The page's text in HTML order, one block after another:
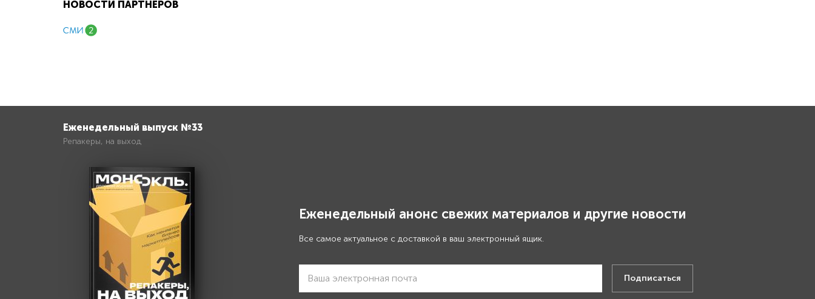
НОВОСТИ ПАРТНЕРОВ
Еженедельный выпуск №33
Репакеры, на выход
Еженедельный анонс свежих материалов и другие новости
Все самое актуальное с доставкой в ваш электронный ящик.
Подписаться